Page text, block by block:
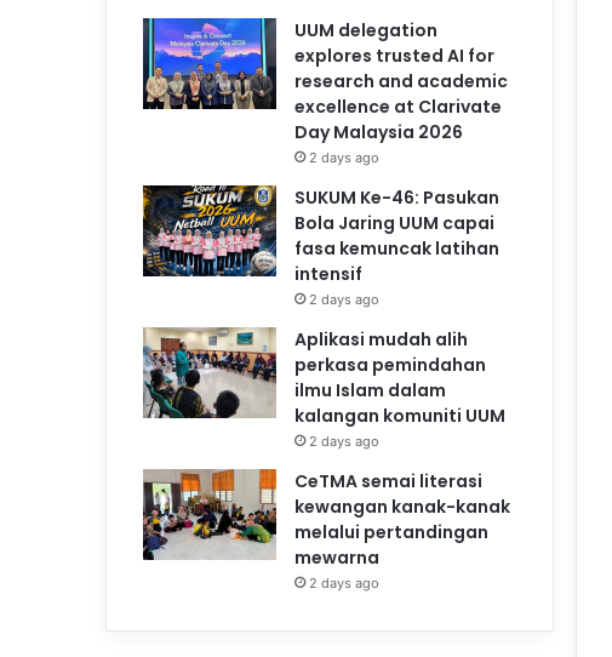
UUM delegation
explores trusted AI for
research and academic
excellence at Clarivate
Day Malaysia 2026
2 days ago
SUKUM Ke-46: Pasukan
Bola Jaring UUM capai
fasa kemuncak latihan
intensif
2 days ago
Aplikasi mudah alih
perkasa pemindahan
ilmu Islam dalam
kalangan komuniti UUM
2 days ago
CeTMA semai literasi
kewangan kanak-kanak
melalui pertandingan
mewarna
2 days ago